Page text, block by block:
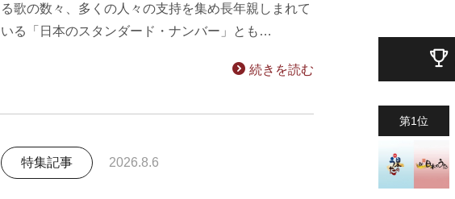
る歌の数々、多くの人々の支持を集め長年親しまれて
いる「日本のスタンダード・ナンバー」とも…
続きを読む
特集記事 2026.8.6